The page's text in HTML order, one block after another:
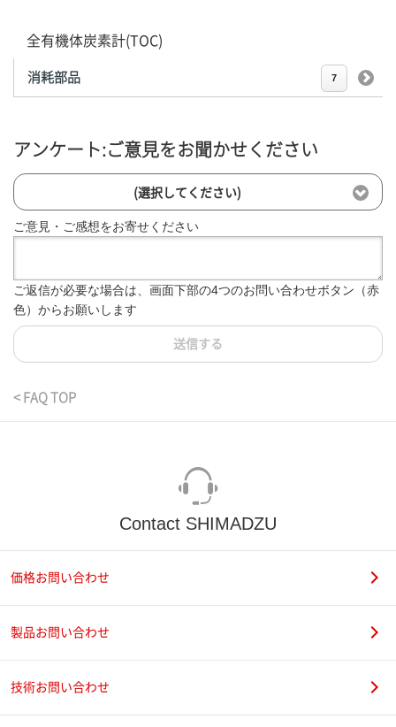
全有機体炭素計(TOC)
消耗部品 7
アンケート:ご意見をお聞かせください
(選択してください)
ご意見・ご感想をお寄せください
ご返信が必要な場合は、画面下部の4つのお問い合わせボタン（赤
色）からお願いします
送信する
< FAQ TOP
Contact SHIMADZU
価格お問い合わせ
製品お問い合わせ
技術お問い合わせ